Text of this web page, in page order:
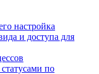
настройка
и доступа для
по